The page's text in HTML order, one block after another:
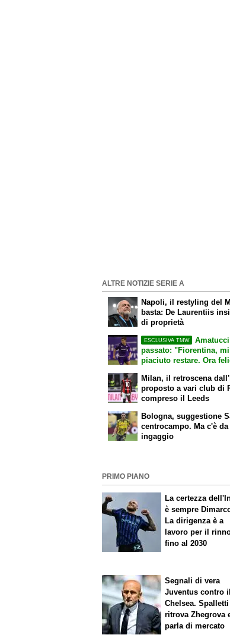
ALTRE NOTIZIE SERIE A
Napoli, il restyling del
basta: De Laurentiis
di proprietà
ESCLUSIVA TMW
passato: "Fiorentina,
piaciuto restare. Ora
Milan, il retroscena
proposto a vari club di
compreso il Leeds
Bologna, suggestione
centrocampo. Ma c'è
ingaggio
PRIMO PIANO
La certezza
è sempre
La dirigenza è a
lavoro per il
fino al 2030
Segnali di vera
Juventus contro il
Chelsea. Spalletti
ritrova Zhegrova
parla di mercato